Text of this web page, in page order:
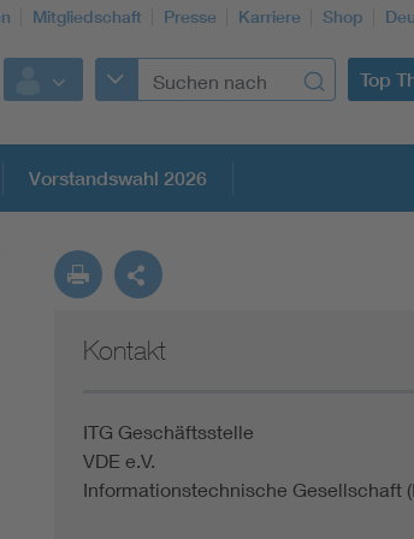
Mitgliedschaft Presse Karriere Shop
Top
Vorstandswahl 2026
Kontakt
ITG Geschäftsstelle
VDE e.V.
Informationstechnische Gesellschaft